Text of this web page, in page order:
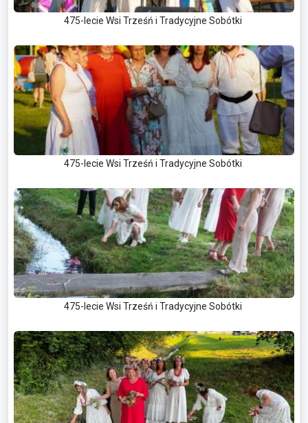
475-lecie Wsi Trześń i Tradycyjne Sobótki
475-lecie Wsi Trześń i Tradycyjne Sobótki
475-lecie Wsi Trześń i Tradycyjne Sobótki